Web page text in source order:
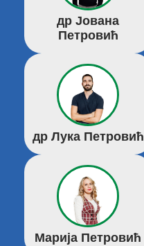
др Јована
Петровић
др Лука Петровић
Марија Петровић